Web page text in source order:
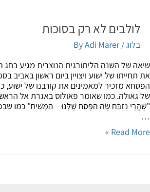
לולבים לא רק בסוכות
בלוג/ By
Adi Marer
של השנה הליתורגית הנוצרית מגיע בחג
של ישוע ויצויין ביום ראשון באביב
מזכיר למאמינים את קורבנו של ישוע, כמו
נִזְבַּח שֵׂה הַפֶּסַח שֶׁלָּנוּ – הַמָּשִׁיחַ" כמו
Read